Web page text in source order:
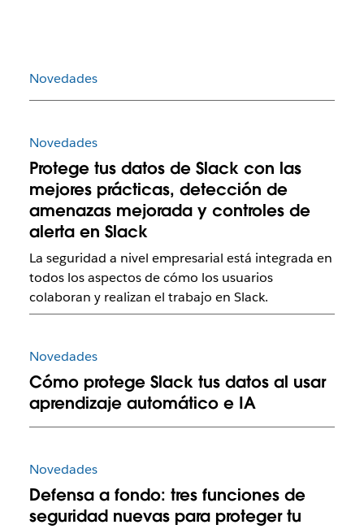
Novedades
Novedades
Protege tus datos de Slack con las
mejores prácticas, detección de
amenazas mejorada y controles de
alerta en Slack
La seguridad a nivel empresarial está integrada en
todos los aspectos de cómo los usuarios
colaboran y realizan el trabajo en Slack.
Novedades
Cómo protege Slack tus datos al usar
aprendizaje automático e IA
Novedades
Defensa a fondo: tres funciones de
seguridad nuevas para proteger tu